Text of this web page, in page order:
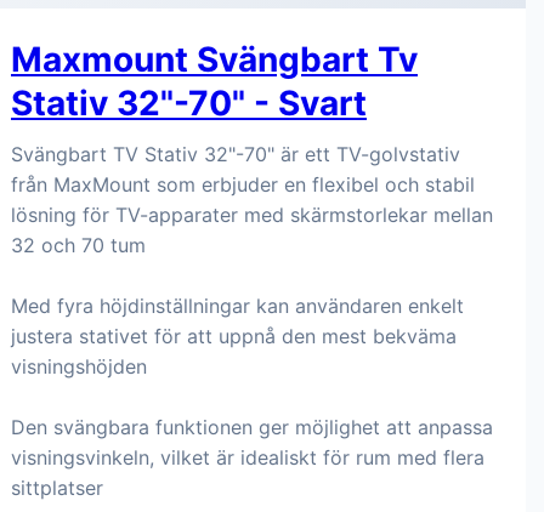
Maxmount Svängbart Tv
Stativ 32"-70" - Svart
Svängbart TV Stativ 32"-70" är ett TV-golvstativ
från MaxMount som erbjuder en flexibel och stabil
lösning för TV-apparater med skärmstorlekar mellan
32 och 70 tum
Med fyra höjdinställningar kan användaren enkelt
justera stativet för att uppnå den mest bekväma
visningshöjden
Den svängbara funktionen ger möjlighet att anpassa
visningsvinkeln, vilket är idealiskt för rum med flera
sittplatser